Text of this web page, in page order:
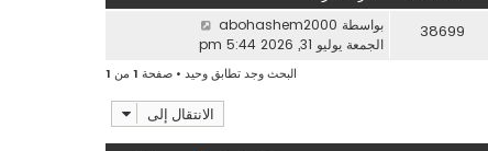
38699 بواسطة abohashem2000
الجمعة يوليو 31, 2026 5:44 pm
البحث وجد تطابق وحيد • صفحة 1 من 1
الانتقال إلى